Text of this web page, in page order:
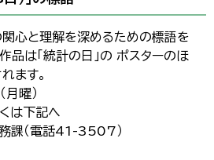
心と理解を深めるための標語を
品は「統計の日」の ポスターのほ
ます。
月曜）
は下記へ
務課（電話41-3507）